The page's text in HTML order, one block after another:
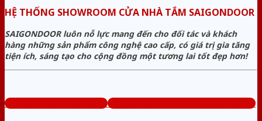
HỆ THỐNG SHOWROOM CỬA NHÀ TẮM SAIGONDOOR
SAIGONDOOR luôn nỗ lực mang đến cho đối tác và khách
hàng những sản phẩm công nghệ cao cấp, có giá trị gia tăng
tiện ích, sáng tạo cho cộng đồng một tương lai tốt đẹp hơn!
www.cuanhuanhatam.com Tổng đài tư vấn miễn phí: 0824.400.400